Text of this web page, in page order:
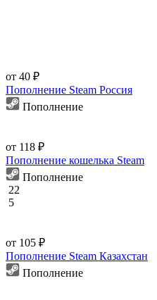
от 40 ₽
Пополнение Steam Россия
Пополнение
от 118 ₽
Пополнение кошелька Steam
Пополнение
22
5
от 105 ₽
Пополнение Steam Казахстан
Пополнение